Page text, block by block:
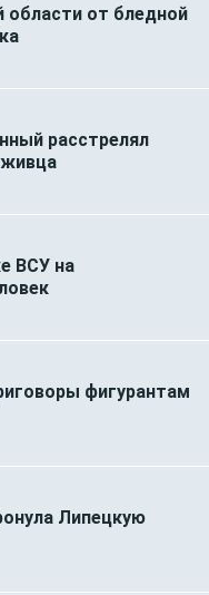
области от бледной
расстрелял
ВСУ на
фигурантам
Липецкую